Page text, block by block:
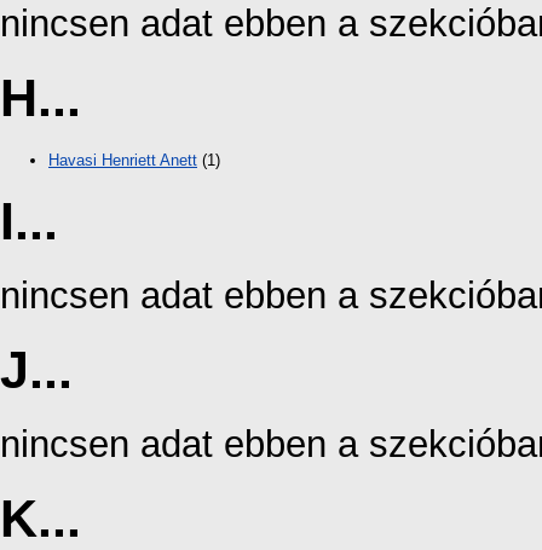
nincsen adat ebben a
H...
Havasi Henriett Anett (1)
I...
nincsen adat ebben a
J...
nincsen adat ebben a
K...